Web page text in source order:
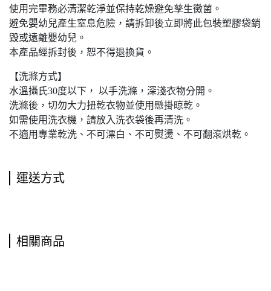
使用完畢務必清潔乾淨並保持乾燥避免孳生黴菌。
避免嬰幼兒產生窒息危險，請拆卸後立即將此包裝塑膠袋銷
毀或遠離嬰幼兒。
本產品經拆封後，恕不得退換貨。
【洗滌方式】
水溫攝氏30度以下， 以手洗滌，深淺衣物分開。
洗滌後，切勿大力扭乾衣物並使用懸掛晾乾。
如需使用洗衣機，請放入洗衣袋後再清洗。
不適用專業乾洗、不可漂白、不可熨燙、不可翻滾烘乾。
運送方式
相關商品